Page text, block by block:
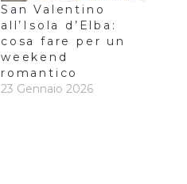
San Valentino
all’Isola d’Elba:
cosa fare per un
weekend
romantico
23 Gennaio 2026